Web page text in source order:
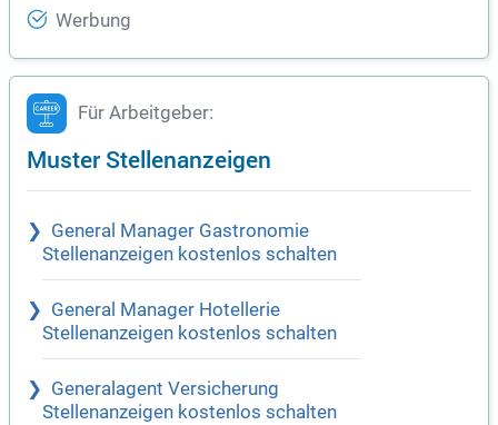
Werbung
Für Arbeitgeber:
Muster Stellenanzeigen
General Manager Gastronomie
Stellenanzeigen kostenlos schalten
General Manager Hotellerie
Stellenanzeigen kostenlos schalten
Generalagent Versicherung
Stellenanzeigen kostenlos schalten